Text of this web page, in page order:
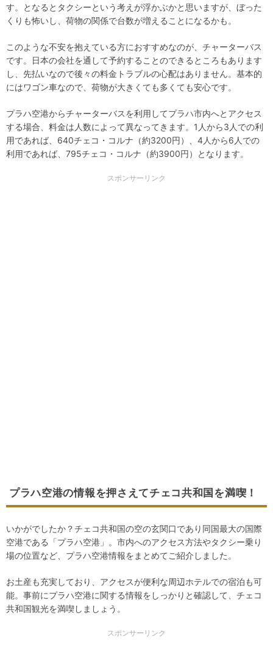
す。となるとタクシーという考えが浮かぶかと思いますが、ぼった
くりも怖いし、荷物の関係で台数が増えることになるかも。
このような不安を抱えている方におすすめなのが、チャーターバス
です。日本の会社を通して予約することのできるところもあります
し、先払いなので後々の料金トラブルの心配はありません。基本的
にはワゴン車なので、荷物が大きくても多くても安心です。
プラハ空港からチャーターバスを利用してプラハ市内へとアクセス
する場合、料金は人数によって異なってきます。1人から3人での利
用であれば、640チェコ・コルナ（約3200円）、4人から6人での
利用であれば、795チェコ・コルナ（約3900円）となります。
スポンサーリンク
プラハ空港の情報を押さえてチェコ共和国を満喫！
いかがでしたか？チェコ共和国の空の玄関口であり同国最大の国際
空港である「プラハ空港」。市内へのアクセス方法やタクシー乗り
場の位置など、プラハ空港情報をまとめてご紹介しました。
お土産も充実しており、アクセスが便利な周辺ホテルでの宿泊も可
能。事前にプラハ空港に関する情報をしっかりと確認して、チェコ
共和国観光を満喫しましょう。
スポンサーリンク